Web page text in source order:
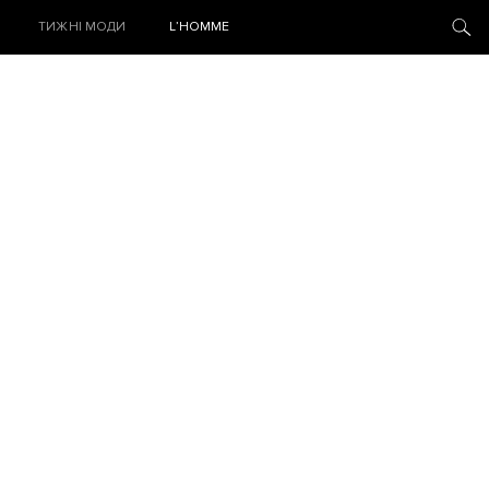
ТИЖНІ МОДИ L’HOMME